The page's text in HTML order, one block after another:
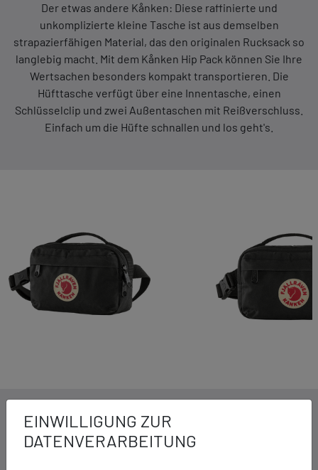
EINWILLIGUNG ZUR
DATENVERARBEITUNG
Der etwas andere Kånken: Diese raffinierte und
unkomplizierte kleine Tasche ist aus demselben
strapazierfähigen Material, das den originalen Rucksack so
langlebig macht. Mit dem Kånken Hip Pack können Sie Ihre
Wertsachen besonders kompakt transportieren. Die
Hüfttasche verfügt über eine Innentasche, einen
Schlüsselclip und zwei Außentaschen mit Reißverschluss.
Einfach um die Hüfte schnallen und los geht's.
DETAILS ZUM PRODUKT